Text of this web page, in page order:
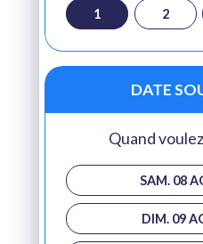
1 2
DATE
Quand
SAM. 08
DIM. 09